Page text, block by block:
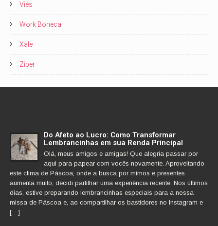
Viés
Work Boneca
Xale
Ziper
Do Afeto ao Lucro: Como Transformar
Lembrancinhas em sua Renda Principal
Olá, meus amigos e amigas! Que alegria passar por
aqui para papear com vocês novamente. Aproveitando
este clima de Páscoa, onde a busca por mimos e presentes
aumenta muito, decidi partilhar uma experiência recente. Nos últimos
dias, estive preparando lembrancinhas especiais para a nossa
missa de Páscoa e, ao compartilhar os bastidores no Instagram e
[…]